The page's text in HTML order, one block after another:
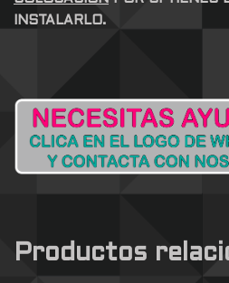
INSTALARLO.
Productos